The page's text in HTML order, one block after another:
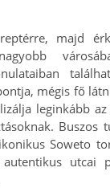
majd
mégis fő
leginkább
Soweto
utcai